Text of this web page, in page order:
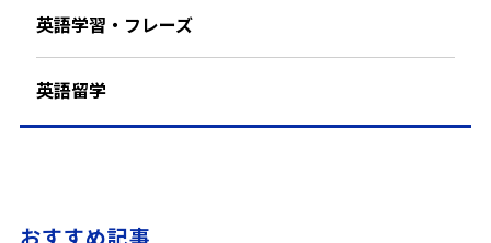
英語学習・フレーズ
英語留学
おすすめ記事